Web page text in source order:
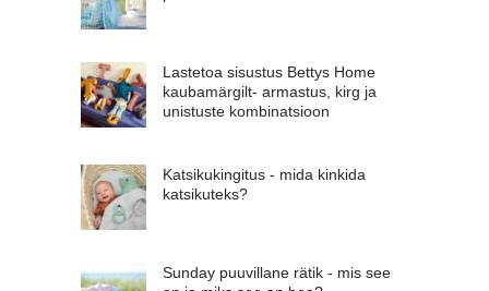
Lastetoa sisustus Bettys Home
kaubamärgilt- armastus, kirg ja
unistuste kombinatsioon
Katsikukingitus - mida kinkida
katsikuteks?
Sunday puuvillane rätik - mis see